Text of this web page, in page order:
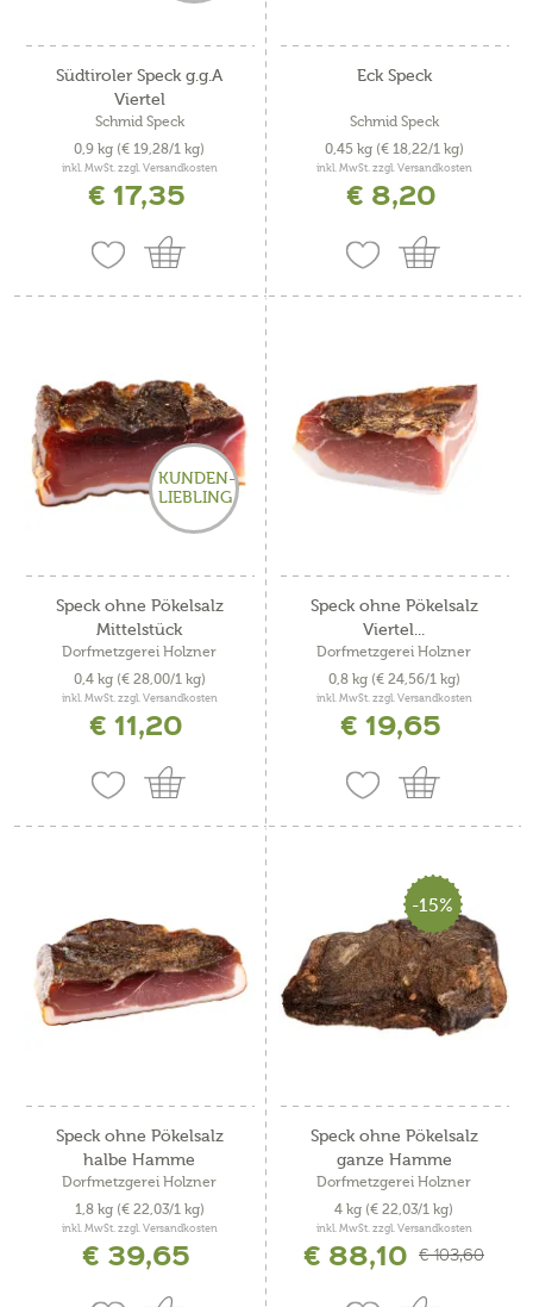
Südtiroler Speck g.g.A
Viertel
Schmid Speck
0,9 kg (€ 19,28/1 kg)
inkl. MwSt. zzgl. Versandkosten
€ 17,35
Eck Speck
Schmid Speck
0,45 kg (€ 18,22/1 kg)
inkl. MwSt. zzgl. Versandkosten
€ 8,20
KUNDEN-
LIEBLING
Speck ohne Pökelsalz
Mittelstück
Dorfmetzgerei Holzner
0,4 kg (€ 28,00/1 kg)
inkl. MwSt. zzgl. Versandkosten
€ 11,20
Speck ohne Pökelsalz
Viertel...
Dorfmetzgerei Holzner
0,8 kg (€ 24,56/1 kg)
inkl. MwSt. zzgl. Versandkosten
€ 19,65
Speck ohne Pökelsalz
halbe Hamme
Dorfmetzgerei Holzner
1,8 kg (€ 22,03/1 kg)
inkl. MwSt. zzgl. Versandkosten
€ 39,65
-15%
Speck ohne Pökelsalz
ganze Hamme
Dorfmetzgerei Holzner
4 kg (€ 22,03/1 kg)
inkl. MwSt. zzgl. Versandkosten
€ 88,10 € 103,60